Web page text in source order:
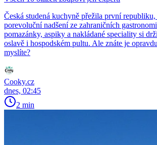
Česká studená kuchyně přežila první republiku,
porevoluční nadšení ze zahraničních
pomazánky, aspiky a nakládané speciality si
oslavě i hospodském pultu. Ale znáte je
myslíte?
Cooky.cz
dnes, 02:45
2 min